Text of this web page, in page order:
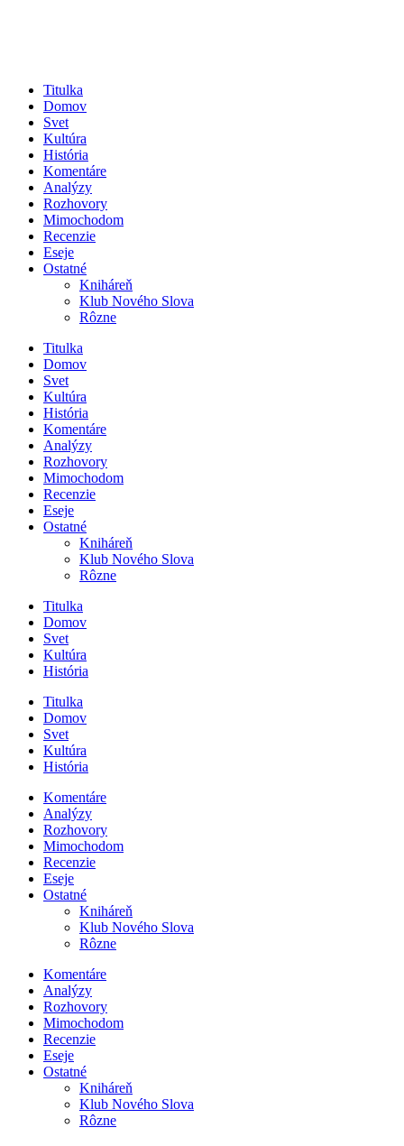
Titulka
Domov
Svet
Kultúra
História
Komentáre
Analýzy
Rozhovory
Mimochodom
Recenzie
Eseje
Ostatné
Kniháreň
Klub Nového Slova
Rôzne
Titulka
Domov
Svet
Kultúra
História
Komentáre
Analýzy
Rozhovory
Mimochodom
Recenzie
Eseje
Ostatné
Kniháreň
Klub Nového Slova
Rôzne
Titulka
Domov
Svet
Kultúra
História
Titulka
Domov
Svet
Kultúra
História
Komentáre
Analýzy
Rozhovory
Mimochodom
Recenzie
Eseje
Ostatné
Kniháreň
Klub Nového Slova
Rôzne
Komentáre
Analýzy
Rozhovory
Mimochodom
Recenzie
Eseje
Ostatné
Kniháreň
Klub Nového Slova
Rôzne